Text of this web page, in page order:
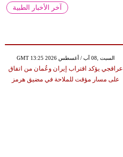
آخر الأخبار الطبية
GMT 13:25 2026 السبت ,08 آب / أغسطس
عراقجي يؤكد اقتراب إيران وعُمان من اتفاق
على مسار مؤقت للملاحة في مضيق هرمز